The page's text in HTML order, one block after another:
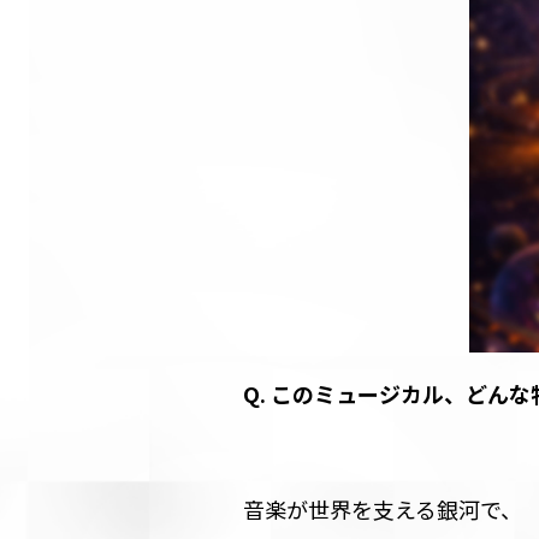
Q. このミュージカル、どんな
音楽が世界を支える銀河で、